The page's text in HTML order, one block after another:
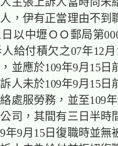
，伊有正當理由不到
日以中壢ＯＯ郵局第
給付積欠之07年12月
並應於109年9月15日
人未於109年9月15日
處服勞務，並至109
司，其間有三日半時
年9月15日復職時並無